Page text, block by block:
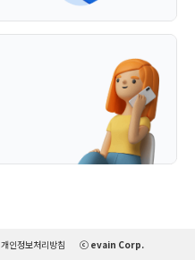
개인정보처리방침 ⓒ evain Corp.